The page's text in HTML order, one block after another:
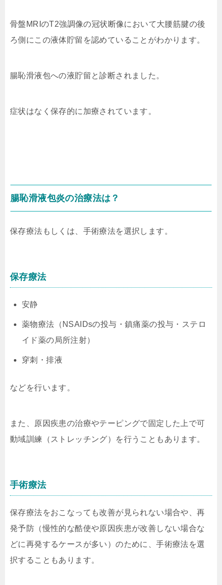
骨盤MRIのT2強調像の冠状断像において大腰筋腱の後
ろ側にこの液体貯留を認めていることがわかります。
腸恥滑液包への液貯留と診断されました。
症状はなく保存的に加療されています。
腸恥滑液包炎の治療法は？
保存療法もしくは、手術療法を選択します。
保存療法
安静
薬物療法（NSAIDsの投与・鎮痛薬の投与・ステロ
イド薬の局所注射）
穿刺・排液
などを行います。
また、原因疾患の治療やテーピングで固定した上で可
動域訓練（ストレッチング）を行うこともあります。
手術療法
保存療法をおこなっても改善が見られない場合や、再
発予防（慢性的な酷使や原因疾患が改善しない場合な
どに再発するケースが多い）のために、手術療法を選
択することもあります。